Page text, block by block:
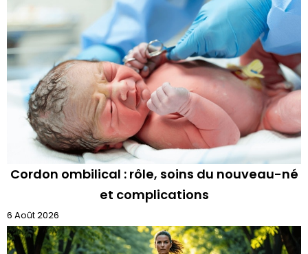
Cordon ombilical : rôle, soins du nouveau-né
et complications
6 Août 2026